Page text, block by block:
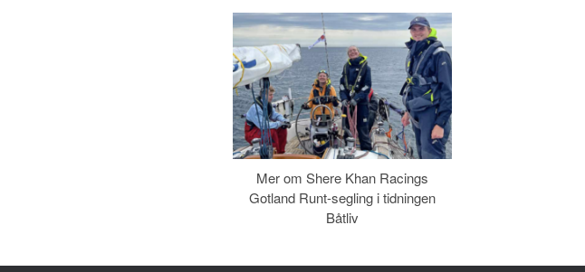
Mer om Shere Khan Racings
Gotland Runt-segling i tidningen
Båtliv